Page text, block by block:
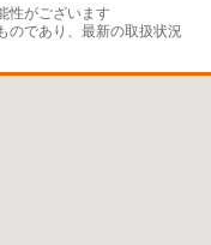
性がございます
のであり、最新の取扱状況